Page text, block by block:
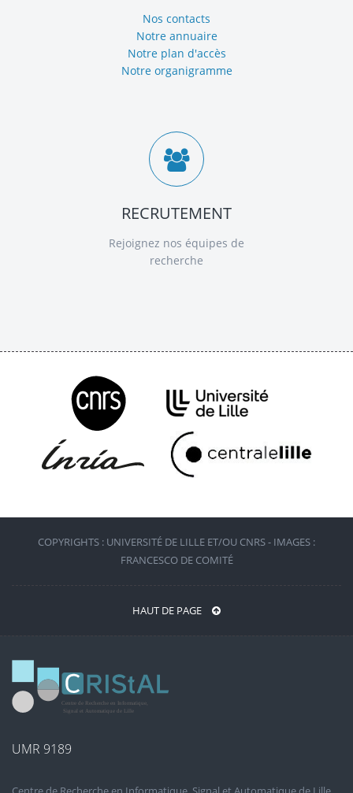
Nos contacts
Notre annuaire
Notre plan d'accès
Notre organigramme
RECRUTEMENT
Rejoignez nos équipes de
recherche
COPYRIGHTS : UNIVERSITÉ DE LILLE ET/OU CNRS - IMAGES :
FRANCESCO DE COMITÉ
HAUT DE PAGE
UMR 9189